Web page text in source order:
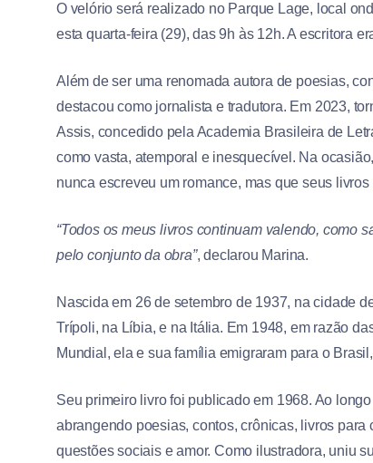
O velório será realizado no Parque Lage, local
esta quarta-feira (29), das 9h às 12h. A escritora
Além de ser uma renomada autora de poesias,
destacou como jornalista e tradutora. Em 2023,
Assis, concedido pela Academia Brasileira de
como vasta, atemporal e inesquecível. Na ocasião,
nunca escreveu um romance, mas que seus
“Todos os meus livros continuam valendo, como
pelo conjunto da obra”, declarou Marina.
Nascida em 26 de setembro de 1937, na cidade
Trípoli, na Líbia, e na Itália. Em 1948, em razão
Mundial, ela e sua família emigraram para o
Seu primeiro livro foi publicado em 1968. Ao
abrangendo poesias, contos, crônicas, livros
questões sociais e amor. Como ilustradora, uniu